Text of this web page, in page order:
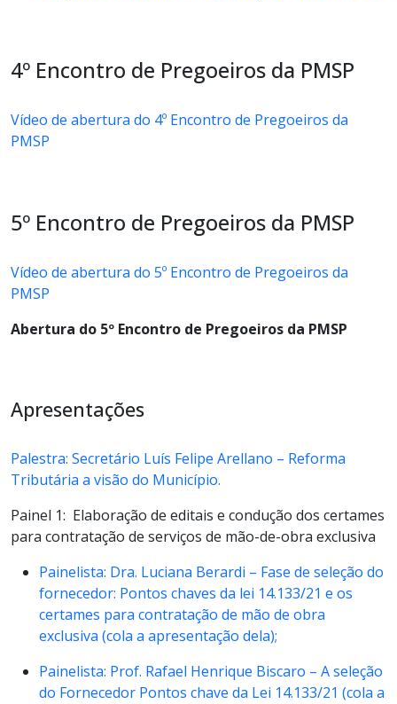
4º Encontro de Pregoeiros da PMSP
Vídeo de abertura do 4º Encontro de Pregoeiros da
PMSP
5º Encontro de Pregoeiros da PMSP
Vídeo de abertura do 5º Encontro de Pregoeiros da
PMSP
Abertura do 5º Encontro de Pregoeiros da PMSP
Apresentações
Palestra: Secretário Luís Felipe Arellano – Reforma
Tributária a visão do Município.
Painel 1: Elaboração de editais e condução dos certames
para contratação de serviços de mão-de-obra exclusiva
Painelista: Dra. Luciana Berardi – Fase de seleção do
fornecedor: Pontos chaves da lei 14.133/21 e os
certames para contratação de mão de obra
exclusiva (cola a apresentação dela);
Painelista: Prof. Rafael Henrique Biscaro – A seleção
do Fornecedor Pontos chave da Lei 14.133/21 (cola a